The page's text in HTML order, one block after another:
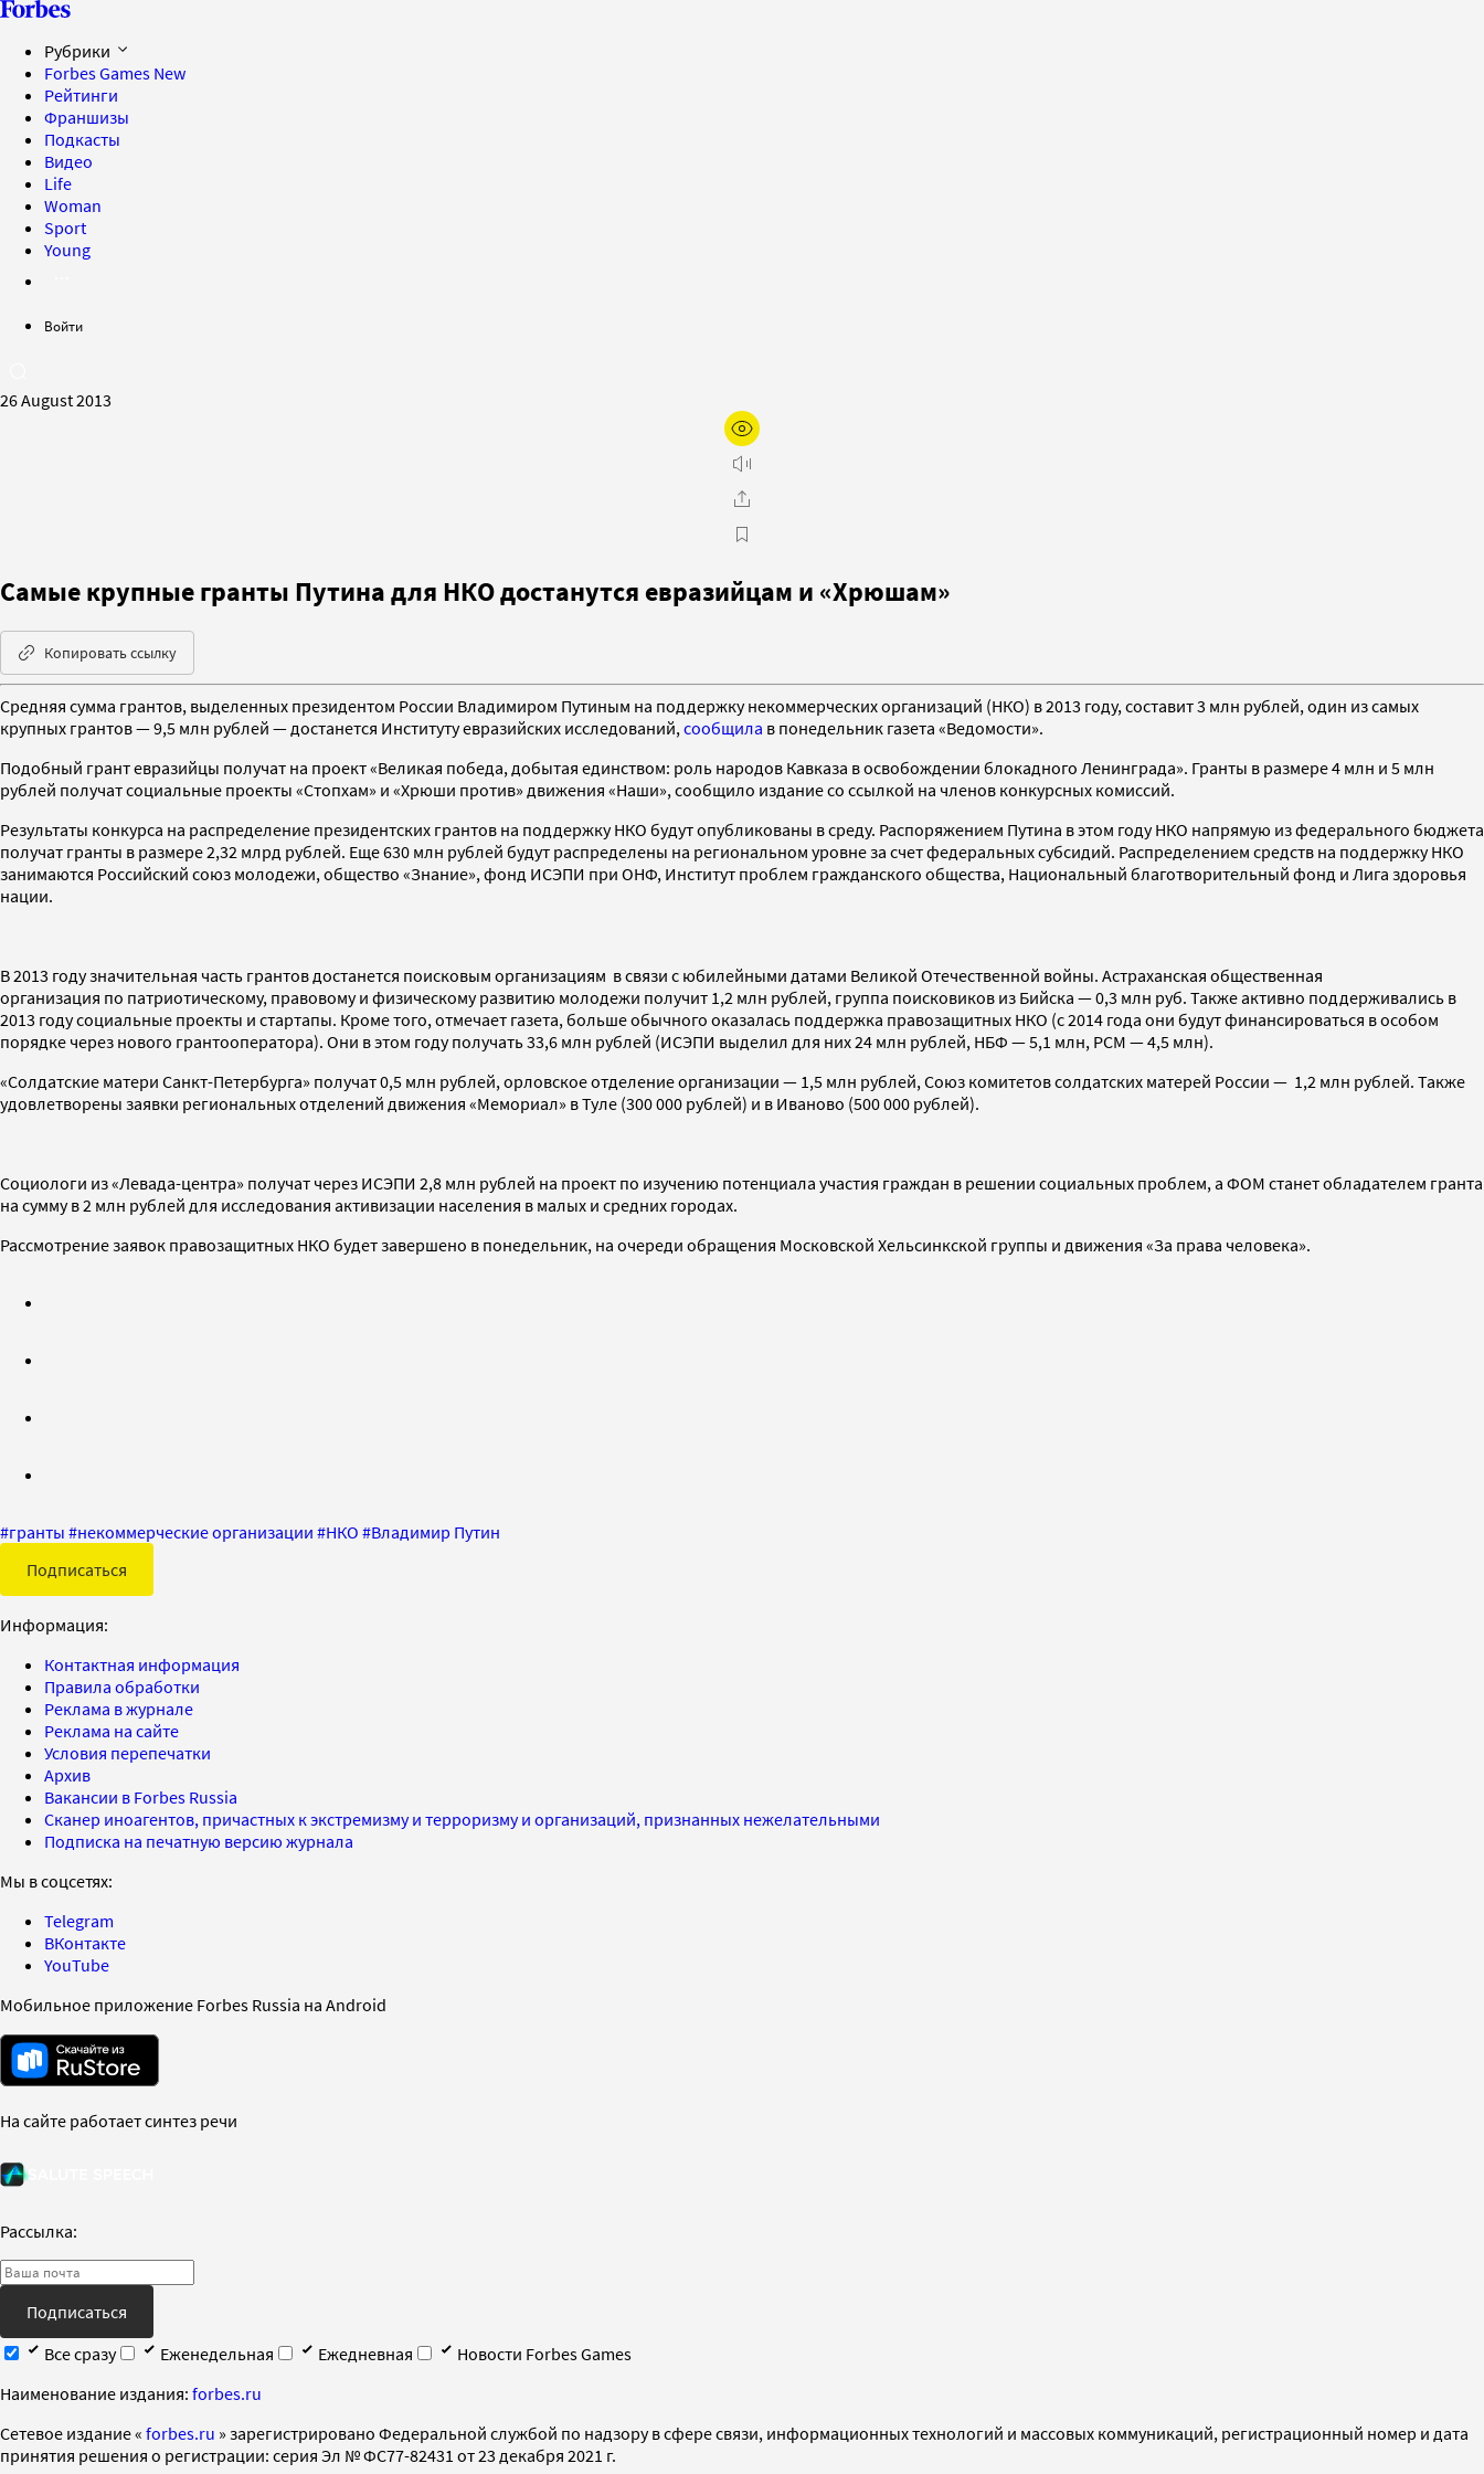
Рубрики
Forbes Games New
Рейтинги
Франшизы
Подкасты
Видео
Life
Woman
Sport
Young
Войти
26 August 2013
Самые крупные гранты Путина для НКО достанутся евразийцам и «Хрюшам»
Копировать ссылку
Средняя сумма грантов, выделенных президентом России Владимиром Путиным на поддержку некоммерческих организаций (НКО) в 2013 году, составит 3 млн рублей, один из самых
крупных грантов — 9,5 млн рублей — достанется Институту евразийских исследований, сообщила в понедельник газета «Ведомости».
Подобный грант евразийцы получат на проект «Великая победа, добытая единством: роль народов Кавказа в освобождении блокадного Ленинграда». Гранты в размере 4 млн и 5 млн
рублей получат социальные проекты «Стопхам» и «Хрюши против» движения «Наши», сообщило издание со ссылкой на членов конкурсных комиссий.
Результаты конкурса на распределение президентских грантов на поддержку НКО будут опубликованы в среду. Распоряжением Путина в этом году НКО напрямую из федерального бюджета
получат гранты в размере 2,32 млрд рублей. Еще 630 млн рублей будут распределены на региональном уровне за счет федеральных субсидий. Распределением средств на поддержку НКО
занимаются Российский союз молодежи, общество «Знание», фонд ИСЭПИ при ОНФ, Институт проблем гражданского общества, Национальный благотворительный фонд и Лига здоровья
нации.
В 2013 году значительная часть грантов достанется поисковым организациям в связи с юбилейными датами Великой Отечественной войны. Астраханская общественная
организация по патриотическому, правовому и физическому развитию молодежи получит 1,2 млн рублей, группа поисковиков из Бийска — 0,3 млн руб. Также активно поддерживались в
2013 году социальные проекты и стартапы. Кроме того, отмечает газета, больше обычного оказалась поддержка правозащитных НКО (с 2014 года они будут финансироваться в особом
порядке через нового грантооператора). Они в этом году получать 33,6 млн рублей (ИСЭПИ выделил для них 24 млн рублей, НБФ — 5,1 млн, РСМ — 4,5 млн).
«Солдатские матери Санкт-Петербурга» получат 0,5 млн рублей, орловское отделение организации — 1,5 млн рублей, Союз комитетов солдатских матерей России — 1,2 млн рублей. Также
удовлетворены заявки региональных отделений движения «Мемориал» в Туле (300 000 рублей) и в Иваново (500 000 рублей).
Социологи из «Левада-центра» получат через ИСЭПИ 2,8 млн рублей на проект по изучению потенциала участия граждан в решении социальных проблем, а ФОМ станет обладателем гранта
на сумму в 2 млн рублей для исследования активизации населения в малых и средних городах.
Рассмотрение заявок правозащитных НКО будет завершено в понедельник, на очереди обращения Московской Хельсинкской группы и движения «За права человека».
#гранты #некоммерческие организации #НКО #Владимир Путин
Подписаться
Информация:
Контактная информация
Правила обработки
Реклама в журнале
Реклама на сайте
Условия перепечатки
Архив
Вакансии в Forbes Russia
Сканер иноагентов, причастных к экстремизму и терроризму и организаций, признанных нежелательными
Подписка на печатную версию журнала
Мы в соцсетях:
Telegram
ВКонтакте
YouTube
Мобильное приложение Forbes Russia на Android
На сайте работает синтез речи
Рассылка:
Подписаться
Все сразу
Еженедельная Ежедневная
Новости Forbes Games
Наименование издания: forbes.ru
Cетевое издание « forbes.ru » зарегистрировано Федеральной службой по надзору в сфере связи, информационных технологий и массовых коммуникаций, регистрационный номер и дата
принятия решения о регистрации: серия Эл № ФС77-82431 от 23 декабря 2021 г.